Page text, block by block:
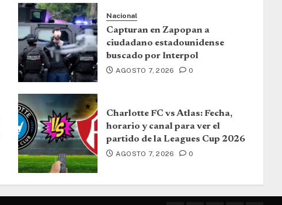
Nacional
Capturan en Zapopan a
ciudadano estadounidense
buscado por Interpol
AGOSTO 7, 2026 0
Charlotte FC vs Atlas: Fecha,
horario y canal para ver el
partido de la Leagues Cup 2026
AGOSTO 7, 2026 0